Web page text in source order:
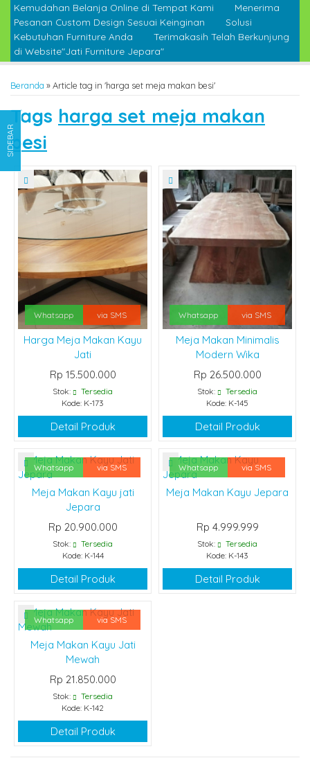
Kemudahan Belanja Online di Tempat Kami
Menerima
Pesanan Custom Design Sesuai Keinginan
Solusi
Kebutuhan Furniture Anda
Terimakasih Telah Berkunjung
di Website"Jati Furniture Jepara"
Beranda »Article tag in 'harga set meja makan besi'
Tags harga set meja makan
besi
Whatsapp via SMS
Harga Meja Makan Kayu
Jati
Rp 15.500.000
Stok:
Tersedia
Kode: K-173
Detail Produk
Whatsapp via SMS
Meja Makan Minimalis
Modern Wika
Rp 26.500.000
Stok:
Tersedia
Kode: K-145
Detail Produk
Whatsapp via SMS
Meja Makan Kayu jati
Jepara
Rp 20.900.000
Stok:
Tersedia
Kode: K-144
Detail Produk
Whatsapp via SMS
Meja Makan Kayu Jepara
Rp 4.999.999
Stok:
Tersedia
Kode: K-143
Detail Produk
Whatsapp via SMS
Meja Makan Kayu Jati
Mewah
Rp 21.850.000
Stok:
Tersedia
Kode: K-142
Detail Produk
SIDEBAR